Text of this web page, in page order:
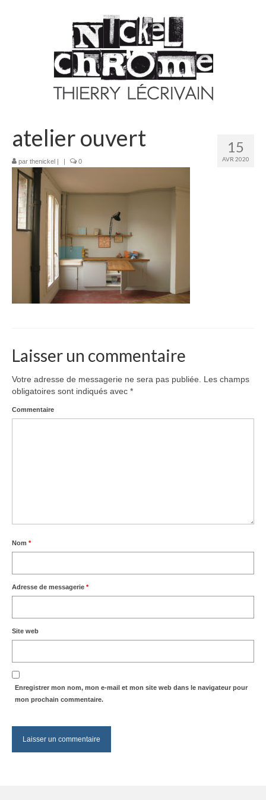
15
AVR 2020
atelier ouvert
par thenickel | | 0
Laisser un commentaire
Votre adresse de messagerie ne sera pas publiée.
Les champs
obligatoires sont indiqués avec *
Commentaire
Nom *
Adresse de messagerie *
Site web
Enregistrer mon nom, mon e-mail et mon site web dans le navigateur pour
mon prochain commentaire.